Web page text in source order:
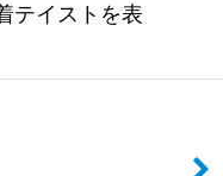
テイストを表